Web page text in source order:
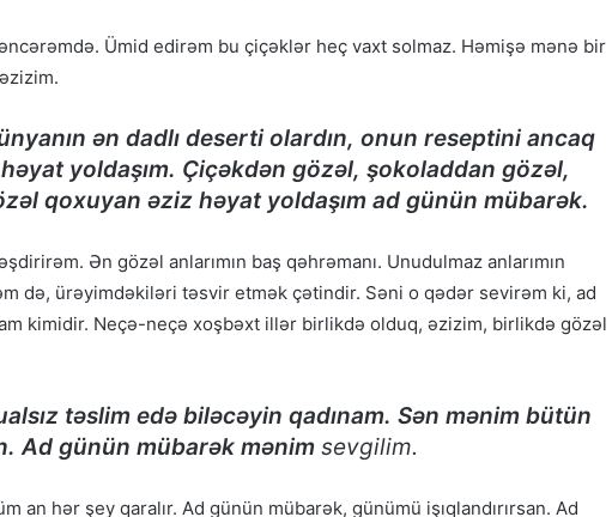
Ümid edirəm bu çiçəklər heç vaxt solmaz. Həmişə mənə bir
ən dadlı deserti olardın, onun reseptini ancaq
yoldaşım. Çiçəkdən gözəl, şokoladdan gözəl,
qoxuyan əziz həyat yoldaşım ad günün mübarək.
Ən gözəl anlarımın baş qəhrəmanı. Unudulmaz anlarımın
də, ürəyimdəkiləri təsvir etmək çətindir. Səni o qədər sevirəm ki, ad
kimidir. Neçə-neçə xoşbəxt illər birlikdə olduq, əzizim, birlikdə gözəl
təslim edə biləcəyin qadınam. Sən mənim bütün
Ad günün mübarək mənimsevgilim.
an hər şey qaralır. Ad günün mübarək, günümü işıqlandırırsan. Ad